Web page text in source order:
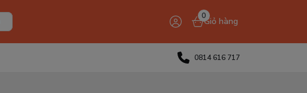
0
Giỏ hàng
0814 616 717